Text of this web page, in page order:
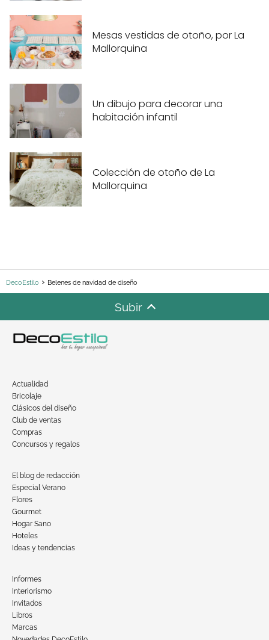
Mesas vestidas de otoño, por La
Mallorquina
Un dibujo para decorar una
habitación infantil
Colección de otoño de La
Mallorquina
DecoEstilo Belenes de navidad de diseño
Subir
Actualidad
Bricolaje
Clásicos del diseño
Club de ventas
Compras
Concursos y regalos
El blog de redacción
Especial Verano
Flores
Gourmet
Hogar Sano
Hoteles
Ideas y tendencias
Informes
Interiorismo
Invitados
Libros
Marcas